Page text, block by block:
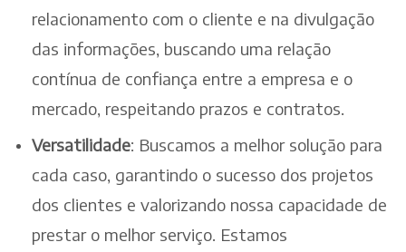
relacionamento com o cliente e na divulgação
das informações, buscando uma relação
contínua de confiança entre a empresa e o
mercado, respeitando prazos e contratos.
Versatilidade: Buscamos a melhor solução para
cada caso, garantindo o sucesso dos projetos
dos clientes e valorizando nossa capacidade de
prestar o melhor serviço. Estamos